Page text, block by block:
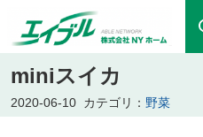
miniスイカ
2020-06-10 カテゴリ： 野菜